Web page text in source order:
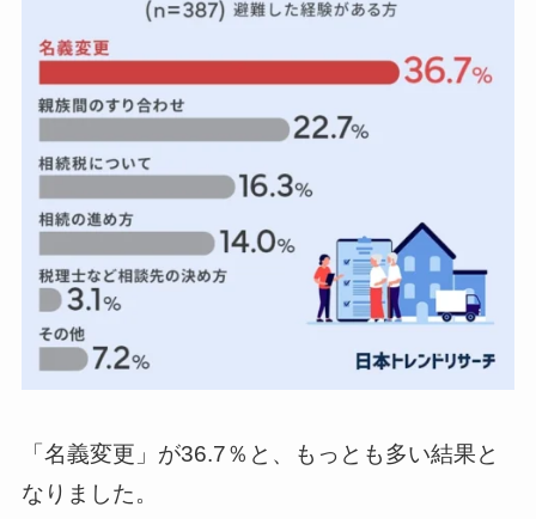
「名義変更」が36.7％と、もっとも多い結果と
なりました。